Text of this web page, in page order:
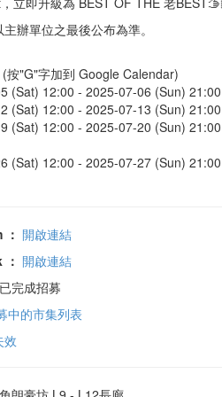
辦單位之最後公布為準。
(按"G"字加到 Google Calendar)
(Sat) 12:00 - 2025-07-06 (Sun) 21:00
(Sat) 12:00 - 2025-07-13 (Sun) 21:00
(Sat) 12:00 - 2025-07-20 (Sun) 21:00
(Sat) 12:00 - 2025-07-27 (Sun) 21:00
： 開啟連結
： 開啟連結
已完成招募
中的市集列表
效